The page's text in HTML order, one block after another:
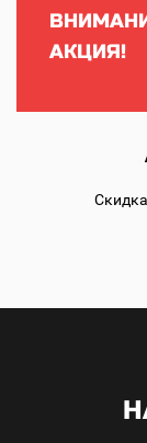
АКЦИЯ!